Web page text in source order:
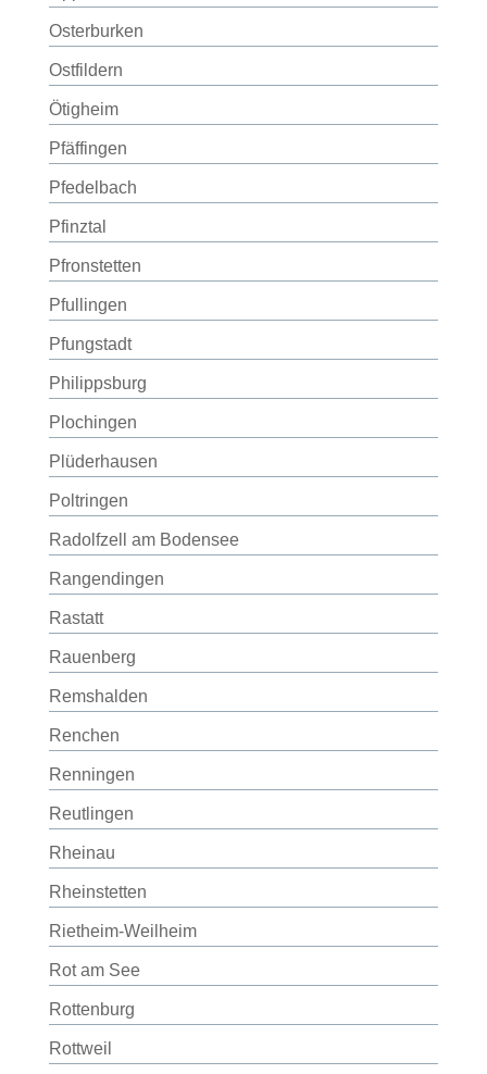
Osterburken
Ostfildern
Ötigheim
Pfäffingen
Pfedelbach
Pfinztal
Pfronstetten
Pfullingen
Pfungstadt
Philippsburg
Plochingen
Plüderhausen
Poltringen
Radolfzell am Bodensee
Rangendingen
Rastatt
Rauenberg
Remshalden
Renchen
Renningen
Reutlingen
Rheinau
Rheinstetten
Rietheim-Weilheim
Rot am See
Rottenburg
Rottweil